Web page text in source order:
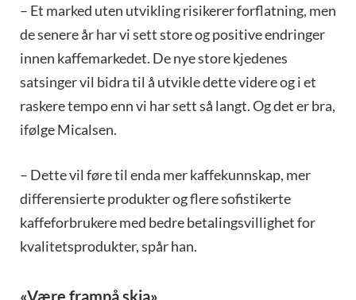
– Et marked uten utvikling risikerer forflatning, men
de senere år har vi sett store og positive endringer
innen kaffemarkedet. De nye store kjedenes
satsinger vil bidra til å utvikle dette videre og i et
raskere tempo enn vi har sett så langt. Og det er bra,
ifølge Micalsen.
– Dette vil føre til enda mer kaffekunnskap, mer
differensierte produkter og flere sofistikerte
kaffeforbrukere med bedre betalingsvillighet for
kvalitetsprodukter, spår han.